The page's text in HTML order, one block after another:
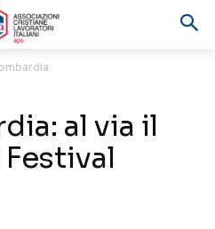
al via il